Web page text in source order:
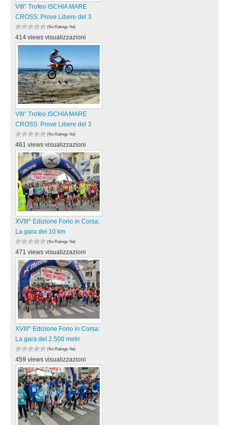
VIII° Trofeo ISCHIA MARE
CROSS: Prove Libere del 3
(No Ratings Yet)
414 views visualizzazioni
VIII° Trofeo ISCHIA MARE
CROSS: Prove Libere del 3
(No Ratings Yet)
461 views visualizzazioni
XVIII^ Edizione Forio in Corsa:
La gara dei 10 km
(No Ratings Yet)
471 views visualizzazioni
XVIII^ Edizione Forio in Corsa:
La gara dei 2.500 metri
(No Ratings Yet)
459 views visualizzazioni